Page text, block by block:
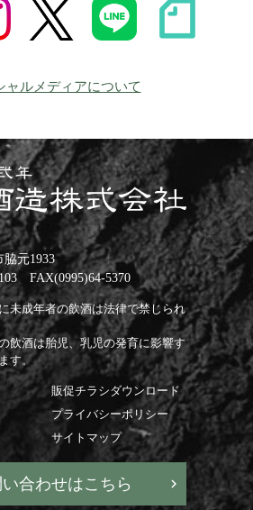
ャルメディアについて
元1933
FAX(0995)64-5370
未成年者の飲酒は法律で禁じられ
飲酒は胎児、乳児の発育に影響す
す。
販促チラシダウンロード
プライバシーポリシー
サイトマップ
合わせはこちら